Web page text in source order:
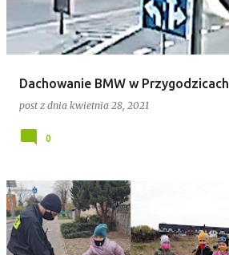
Dachowanie BMW w Przygodzicach
post z dnia kwietnia 28, 2021
0